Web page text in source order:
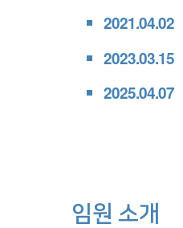
2021.04.02
2023.03.15
2025.04.07
임원 소개